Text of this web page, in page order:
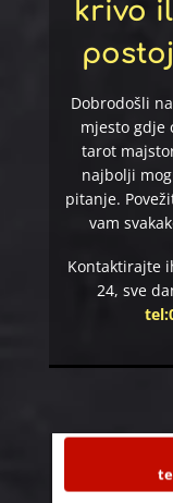
krivo
Dobrodošli
mjesto gdje
tarot
najbolji
pitanje.
vam
Kontaktirajte
24, sve